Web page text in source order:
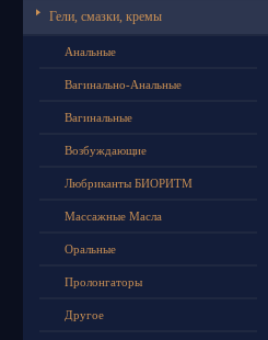
Гели, смазки, кремы
Анальные
Вагинально-Анальные
Вагинальные
Возбуждающие
Любриканты БИОРИТМ
Массажные Масла
Оральные
Пролонгаторы
Другое